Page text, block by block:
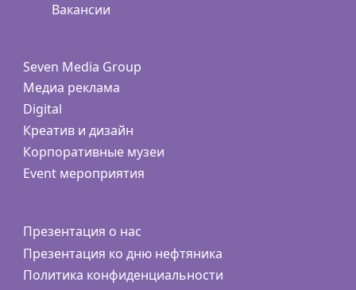
Вакансии
Seven Media Group
Медиа реклама
Digital
Креатив и дизайн
Корпоративные музеи
Event мероприятия
Презентация о нас
Презентация ко дню нефтяника
Политика конфиденциальности